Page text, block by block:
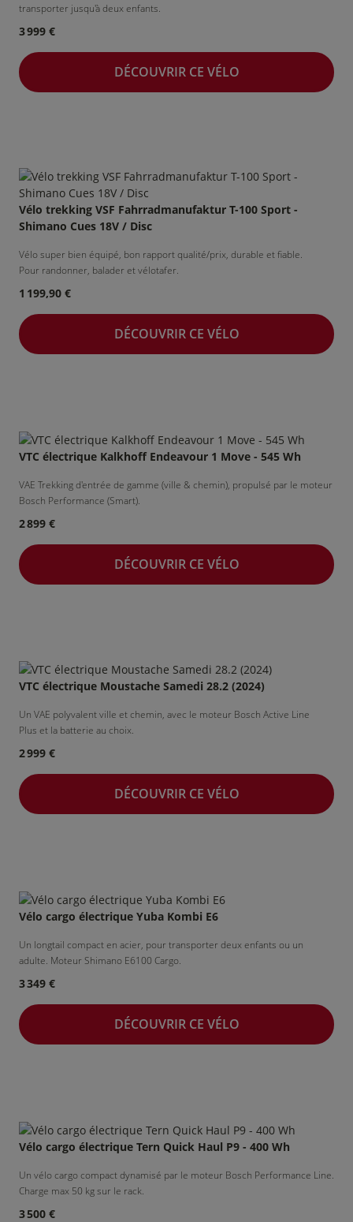
&
Vélo
de courtoisie
Nos bonnes affaires !
NOS BONNES AFFAIRES
transporter jusqu'à deux enfants.
3 999 €
DÉCOUVRIR CE VÉLO
Vélo trekking VSF Fahrradmanufaktur T-100 Sport -
Shimano Cues 18V / Disc
Vélo super bien équipé, bon rapport qualité/prix, durable et fiable.
Pour randonner, balader et vélotafer.
1 199,90 €
DÉCOUVRIR CE VÉLO
VTC électrique Kalkhoff Endeavour 1 Move - 545 Wh
VAE Trekking d'entrée de gamme (ville & chemin), propulsé par le moteur
Bosch Performance (Smart).
2 899 €
DÉCOUVRIR CE VÉLO
VTC électrique Moustache Samedi 28.2 (2024)
Un VAE polyvalent ville et chemin, avec le moteur Bosch Active Line
Plus et la batterie au choix.
2 999 €
DÉCOUVRIR CE VÉLO
Vélo cargo électrique Yuba Kombi E6
Un longtail compact en acier, pour transporter deux enfants ou un
adulte. Moteur Shimano E6100 Cargo.
3 349 €
DÉCOUVRIR CE VÉLO
Vélo cargo électrique Tern Quick Haul P9 - 400 Wh
Un vélo cargo compact dynamisé par le moteur Bosch Performance Line.
Charge max 50 kg sur le rack.
3 500 €